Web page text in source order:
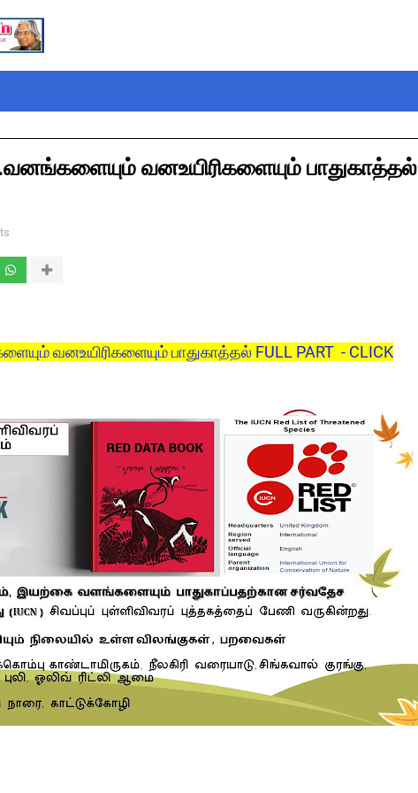
வனஉயிரிகளையும் பாதுகாத்தல்
வனஉயிரிகளையும் பாதுகாத்தல் FULL PART - CLICK